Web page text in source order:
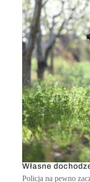
Własne
Policja na pewno